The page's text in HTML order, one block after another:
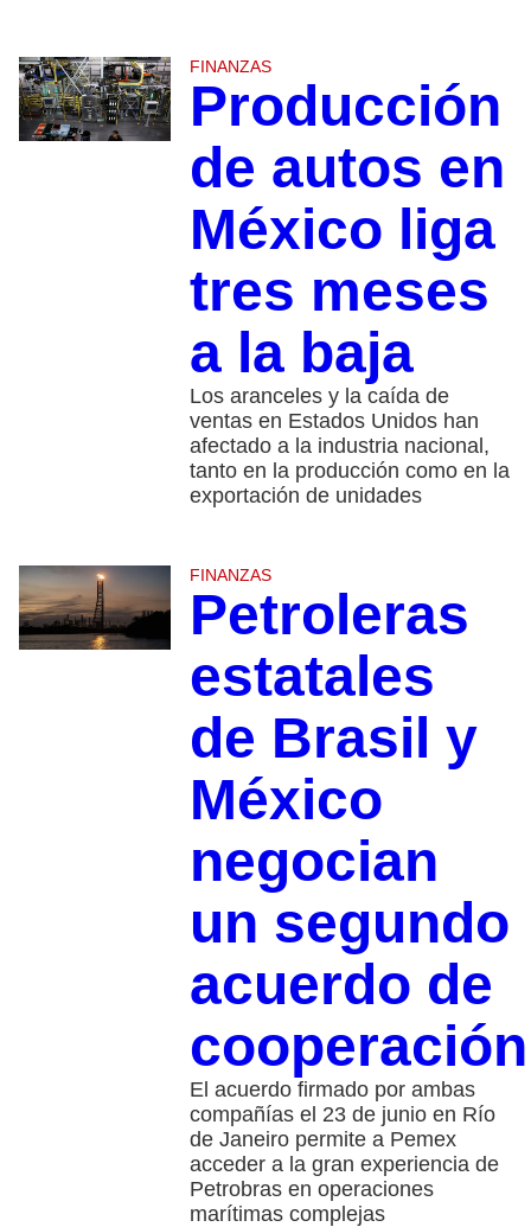
FINANZAS
Producción
de autos en
México liga
tres meses
a la baja
Los aranceles y la caída de
ventas en Estados Unidos han
afectado a la industria nacional,
tanto en la producción como en la
exportación de unidades
FINANZAS
Petroleras
estatales
de Brasil y
México
negocian
un segundo
acuerdo de
cooperación
El acuerdo firmado por ambas
compañías el 23 de junio en Río
de Janeiro permite a Pemex
acceder a la gran experiencia de
Petrobras en operaciones
marítimas complejas